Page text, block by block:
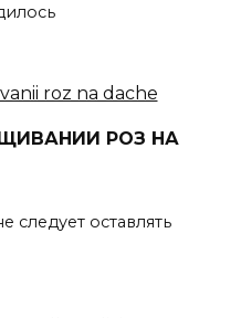
РОЗ НА
следует оставлять